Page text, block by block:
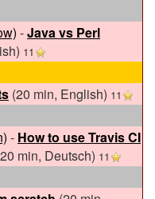
-‎Java vs Perl
11
(20 min, English) 11
- ‎How to use Travis CI
min, Deutsch) 11